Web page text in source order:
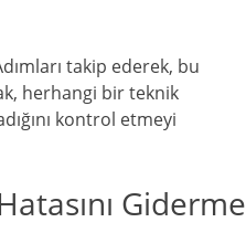
takip ederek, bu
herhangi bir teknik
kontrol etmeyi
Giderme